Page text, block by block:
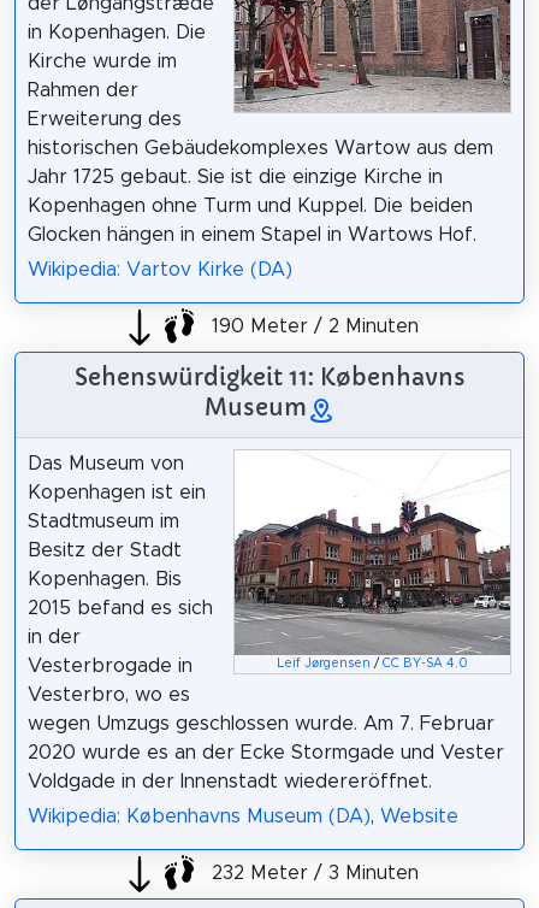
der Løngangstræde
in Kopenhagen. Die
Kirche wurde im
Rahmen der
Erweiterung des
historischen Gebäudekomplexes Wartow aus dem
Jahr 1725 gebaut. Sie ist die einzige Kirche in
Kopenhagen ohne Turm und Kuppel. Die beiden
Glocken hängen in einem Stapel in Wartows Hof.
Wikipedia: Vartov Kirke (DA)
190 Meter / 2 Minuten
Sehenswürdigkeit 11: Københavns
Museum
Leif Jørgensen /CC BY-SA 4.0
Das Museum von
Kopenhagen ist ein
Stadtmuseum im
Besitz der Stadt
Kopenhagen. Bis
2015 befand es sich
in der
Vesterbrogade in
Vesterbro, wo es
wegen Umzugs geschlossen wurde. Am 7. Februar
2020 wurde es an der Ecke Stormgade und Vester
Voldgade in der Innenstadt wiedereröffnet.
Wikipedia: Københavns Museum (DA), Website
232 Meter / 3 Minuten